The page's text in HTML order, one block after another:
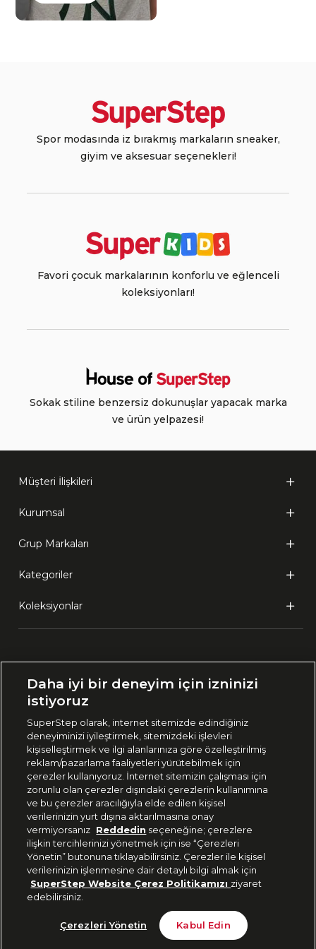
Tükendi
Spor modasında iz bırakmış markaların sneaker,
giyim ve aksesuar seçenekleri!
Favori çocuk markalarının konforlu ve eğlenceli
koleksiyonları!
Sokak stiline benzersiz dokunuşlar yapacak marka
ve ürün yelpazesi!
Müşteri İlişkileri
Kurumsal
Grup Markaları
Kategoriler
Koleksiyonlar
🇹🇷 Türkiye
444 37 36
Uygulamadan Takip Edin
Bizi Takip Edin
Daha iyi bir deneyim için izninizi
istiyoruz
SuperStep olarak, internet sitemizde edindiğiniz
deneyiminizi iyileştirmek, sitemizdeki işlevleri
kişiselleştirmek ve ilgi alanlarınıza göre özelleştirilmiş
reklam/pazarlama faaliyetleri yürütebilmek için
çerezler kullanıyoruz. İnternet sitemizin çalışması için
zorunlu olan çerezler dışındaki çerezlerin kullanımına
ve bu çerezler aracılığıyla elde edilen kişisel
verilerinizin yurt dışına aktarılmasına onay
vermiyorsanız Reddedin seçeneğine; çerezlere
ilişkin tercihlerinizi yönetmek için ise “Çerezleri
Yönetin” butonuna tıklayabilirsiniz. Çerezler ile kişisel
verilerinizin işlenmesine dair detaylı bilgi almak için
SuperStep Website Çerez Politikamızı ziyaret
edebilirsiniz.
Çerezleri Yönetin Kabul Edin